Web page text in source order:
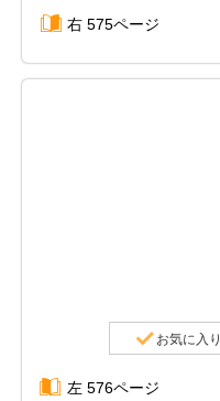
右 575ページ
お気に入り
左 576ページ